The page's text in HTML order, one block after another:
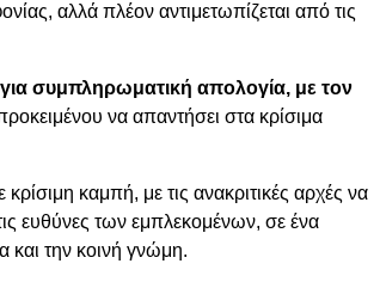
αλλά πλέον αντιμετωπίζεται από τις
συμπληρωματική απολογία, με τον
να απαντήσει στα κρίσιμα
καμπή, με τις ανακριτικές αρχές να
ευθύνες των εμπλεκομένων, σε ένα
και την κοινή γνώμη.